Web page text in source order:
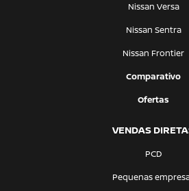
Nissan Versa
Nissan Sentra
Nissan Frontier
Comparativo
Ofertas
VENDAS
PCD
Pequenas